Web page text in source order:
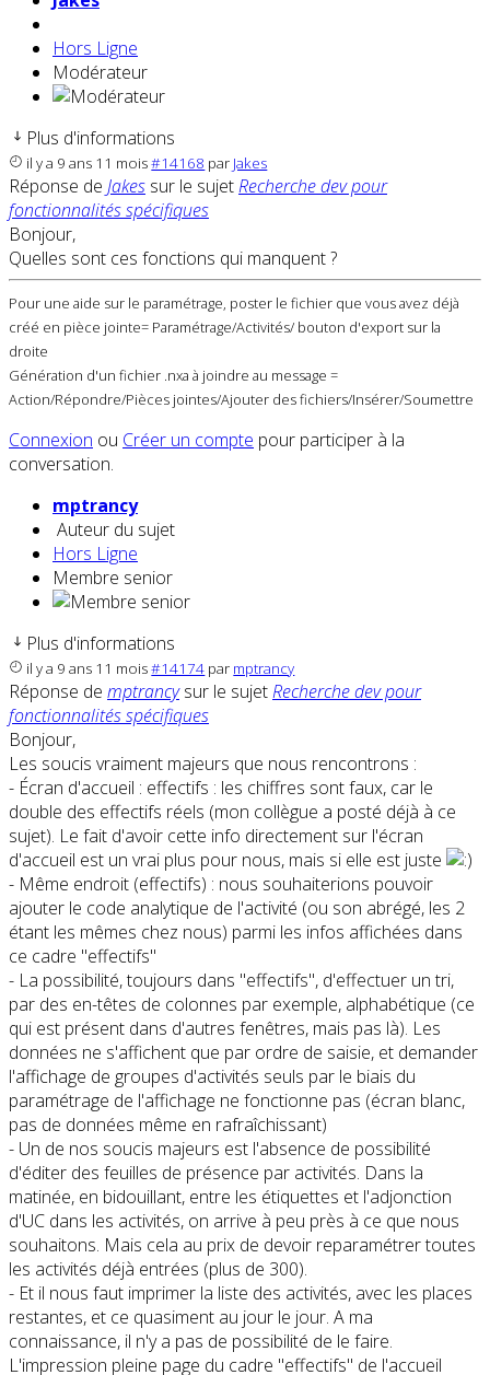
Hors Ligne
Modérateur
Plus d'informations
il y a 9 ans 11 mois#14168 par Jakes
Réponse de Jakes sur le sujetRecherche dev pour
fonctionnalités spécifiques
Bonjour,
Quelles sont ces fonctions qui manquent ?
Pour une aide sur le paramétrage, poster le fichier que vous avez déjà
créé en pièce jointe= Paramétrage/Activités/ bouton d'export sur la
droite
Génération d'un fichier .nxa à joindre au message =
Action/Répondre/Pièces jointes/Ajouter des fichiers/Insérer/Soumettre
Connexion ou Créer un compte pour participer à la
conversation.
mptrancy
Auteur du sujet
Hors Ligne
Membre senior
Plus d'informations
il y a 9 ans 11 mois#14174 par mptrancy
Réponse de mptrancysur le sujetRecherche dev pour
fonctionnalités spécifiques
Bonjour,
Les soucis vraiment majeurs que nous rencontrons :
- Écran d'accueil : effectifs : les chiffres sont faux, car le
double des effectifs réels (mon collègue a posté déjà à ce
sujet). Le fait d'avoir cette info directement sur l'écran
d'accueil est un vrai plus pour nous, mais si elle est juste
- Même endroit (effectifs) : nous souhaiterions pouvoir
ajouter le code analytique de l'activité (ou son abrégé, les 2
étant les mêmes chez nous) parmi les infos affichées dans
ce cadre "effectifs"
- La possibilité, toujours dans "effectifs", d'effectuer un tri,
par des en-têtes de colonnes par exemple, alphabétique (ce
qui est présent dans d'autres fenêtres, mais pas là). Les
données ne s'affichent que par ordre de saisie, et demander
l'affichage de groupes d'activités seuls par le biais du
paramétrage de l'affichage ne fonctionne pas (écran blanc,
pas de données même en rafraîchissant)
- Un de nos soucis majeurs est l'absence de possibilité
d'éditer des feuilles de présence par activités. Dans la
matinée, en bidouillant, entre les étiquettes et l'adjonction
d'UC dans les activités, on arrive à peu près à ce que nous
souhaitons. Mais cela au prix de devoir reparamétrer toutes
les activités déjà entrées (plus de 300).
- Et il nous faut imprimer la liste des activités, avec les places
restantes, et ce quasiment au jour le jour. A ma
connaissance, il n'y a pas de possibilité de le faire.
L'impression pleine page du cadre "effectifs" de l'accueil